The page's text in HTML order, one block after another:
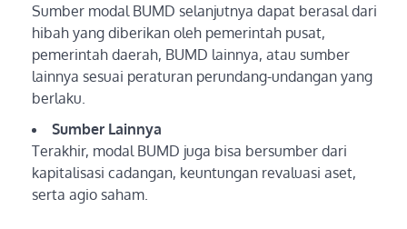
Sumber modal BUMD selanjutnya dapat berasal dari
hibah yang diberikan oleh pemerintah pusat,
pemerintah daerah, BUMD lainnya, atau sumber
lainnya sesuai peraturan perundang-undangan yang
berlaku.
Sumber Lainnya
Terakhir, modal BUMD juga bisa bersumber dari
kapitalisasi cadangan, keuntungan revaluasi aset,
serta agio saham.